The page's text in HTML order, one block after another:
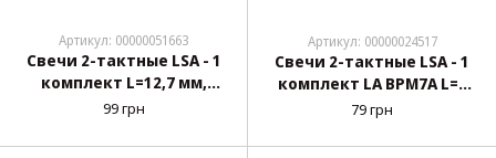
Артикул: 00000051663
Свечи 2-тактные LSA - 1
комплект L=12,7 мм,
ключ 21 (BPR6HS)
99 грн
Артикул: 00000024517
Свечи 2-тактные LSA - 1
комплект LA BPM7A L=9
мм, ключ 19 LA BPM7A 9
79 грн